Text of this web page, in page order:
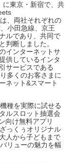
に東京・新宿で、共
、両社それぞれの
小田急線、京王
ルであり、共同で
判断しました。
インターネットサ
供しているインタ
サービスである
多くのお客さまに
ネット&スマート
種を実際に試せる
ルスロット抽選会
向け無料アプリ
っくぅオリジナル
人から子どもまで
リューの魅力を幅